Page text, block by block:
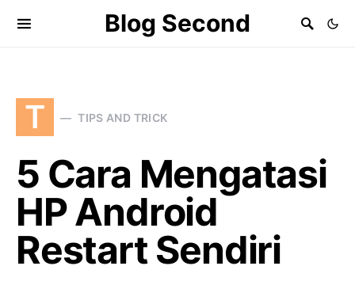
Blog Second
T TIPS AND TRICK
5 Cara Mengatasi
HP Android
Restart Sendiri